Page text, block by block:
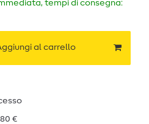
tempi di consegna:
al carrello
€